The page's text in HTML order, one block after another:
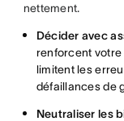
nettement.
Décider avec
renforcent
limitent les
défaillances de
Neutraliser les